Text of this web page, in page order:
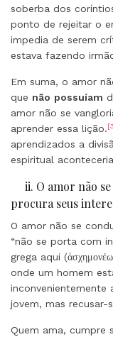
soberba dos
ponto de rejeitar o
impedia de serem
estava fazendo
Em suma, o amor
que não possuíam
amor não se
aprender essa lição.
aprendizados a
espiritual
ii. O amor não se
procura seus
O amor não se
“não se porta com
grega aqui
onde um homem
inconvenientemente
jovem, mas recusar-
Quem ama, cumpre